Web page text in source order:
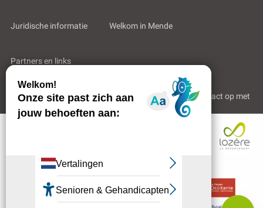
Diensten
Tarieven
per e-mail
Beoordelingen
Juridische informatie Welkom in Mende
Partners en links
Professioneel gebied Wie zijn wij? Neem contact op met